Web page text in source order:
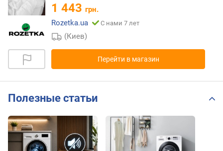
1 443 грн.
Rozetka.ua
С нами 7 лет
(Киев)
Перейти в магазин
Полезные статьи